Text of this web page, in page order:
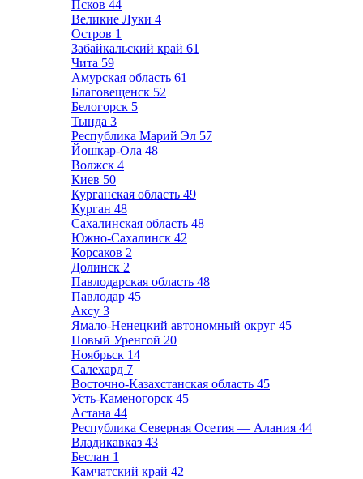
Псков 44
Великие Луки 4
Остров 1
Забайкальский край 61
Чита 59
Амурская область 61
Благовещенск 52
Белогорск 5
Тында 3
Республика Марий Эл 57
Йошкар-Ола 48
Волжск 4
Киев 50
Курганская область 49
Курган 48
Сахалинская область 48
Южно-Сахалинск 42
Корсаков 2
Долинск 2
Павлодарская область 48
Павлодар 45
Аксу 3
Ямало-Ненецкий автономный округ 45
Новый Уренгой 20
Ноябрьск 14
Салехард 7
Восточно-Казахстанская область 45
Усть-Каменогорск 45
Астана 44
Республика Северная Осетия — Алания 44
Владикавказ 43
Беслан 1
Камчатский край 42